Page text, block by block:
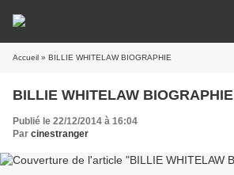
Accueil » BILLIE WHITELAW BIOGRAPHIE
BILLIE WHITELAW BIOGRAPHIE
Publié le 22/12/2014 à 16:04
Par cinestranger